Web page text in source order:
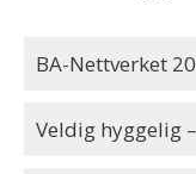
BA-Nettverket
Veldig hyggelig